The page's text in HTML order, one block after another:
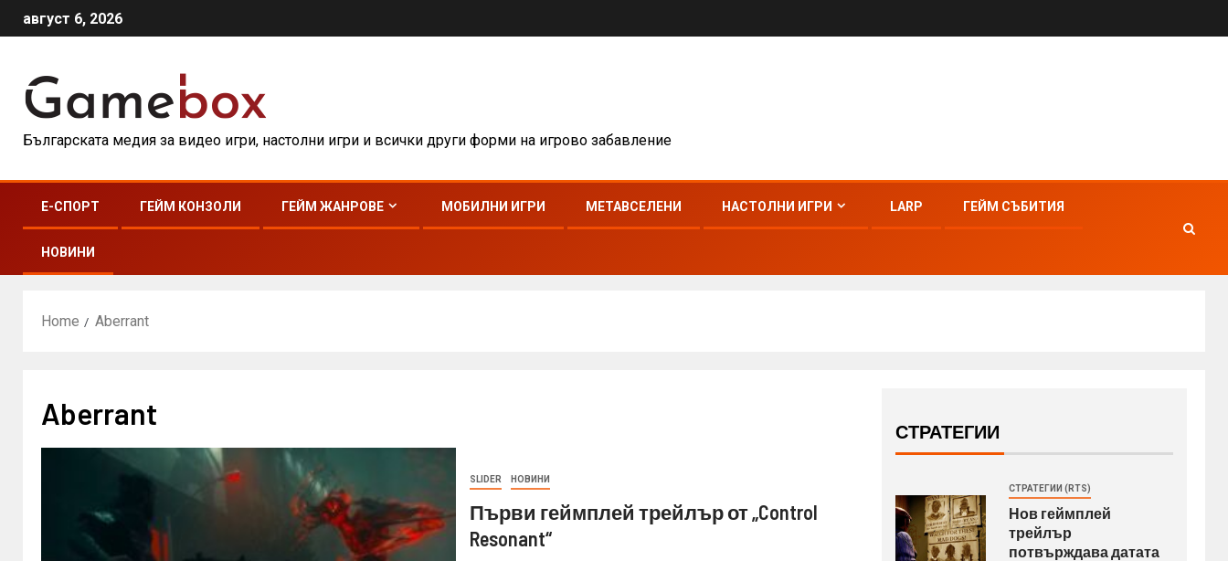
август 6, 2026
Българската медия за видео игри, настолни игри и всички други форми на игрово забавление
E-СПОРТ ГЕЙМ КОНЗОЛИ ГЕЙМ ЖАНРОВЕ МОБИЛНИ ИГРИ МЕТАВСЕЛЕНИ НАСТОЛНИ ИГРИ LARP ГЕЙМ СЪБИТИЯ
НОВИНИ
Home Aberrant
Aberrant
SLIDER НОВИНИ
Първи геймплей трейлър от „Control
Resonant“
СТРАТЕГИИ
СТРАТЕГИИ (RTS)
Нов геймплей
трейлър
потвърждава датата